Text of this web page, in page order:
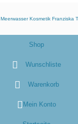
Meerwasser Kosmetik Franziska
Shop
Wunschliste
Warenkorb
Mein Konto